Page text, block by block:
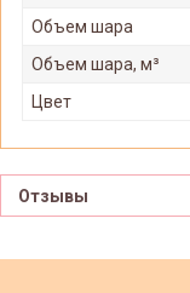
Объем шара
Объем шара, м³
Цвет
Отзывы